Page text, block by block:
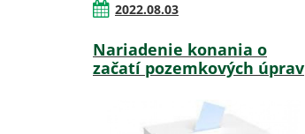
2022.08.03
Nariadenie konania o
začatí pozemkových úprav